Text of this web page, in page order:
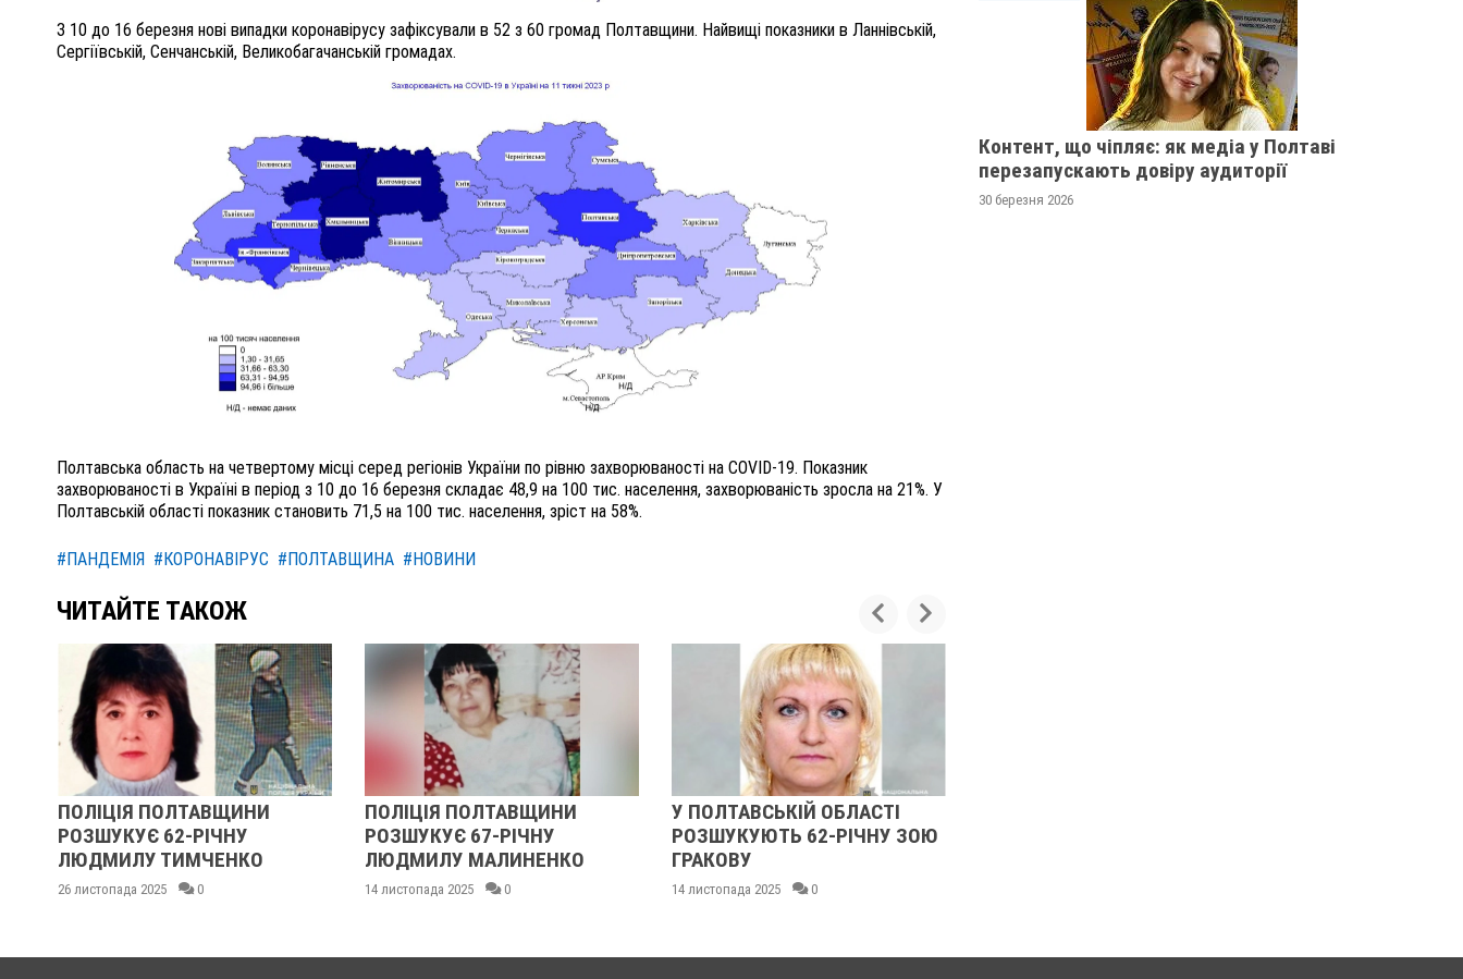
З 10 до 16 березня нові випадки коронавірусу зафіксували в 52 з 60 громад Полтавщини. Найвищі показники в Ланнівській,
Сергіївській, Сенчанській, Великобагачанській громадах.
Полтавська область на четвертому місці серед регіонів України по рівню захворюваності на COVID-19. Показник
захворюваності в Україні в період з 10 до 16 березня складає 48,9 на 100 тис. населення, захворюваність зросла на 21%. У
Полтавській області показник становить 71,5 на 100 тис. населення, зріст на 58%.
#ПАНДЕМІЯ #КОРОНАВІРУС #ПОЛТАВЩИНА #НОВИНИ
ЧИТАЙТЕ ТАКОЖ
ПОЛІЦІЯ ПОЛТАВЩИНИ
РОЗШУКУЄ 67-РІЧНУ
ЛЮДМИЛУ МАЛИНЕНКО
14 листопада 2025
У ПОЛТАВСЬКІЙ ОБЛАСТІ
РОЗШУКУЮТЬ 62-РІЧНУ ЗОЮ
ГРАКОВУ
14 листопада 2025
У ПОЛТАВСЬКІЙ ОБЛАСТІ
РОЗШУКУЮТЬ 82-РІЧНУ
13 листопада 2025
Контент, що чіпляє: як медіа у Полтаві
перезапускають довіру аудиторії
30 березня 2026